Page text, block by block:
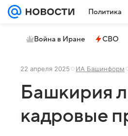
Политика
Война в Иране СВО
22 апреля 2025 ИА Башинформ
Башкирия
кадровые